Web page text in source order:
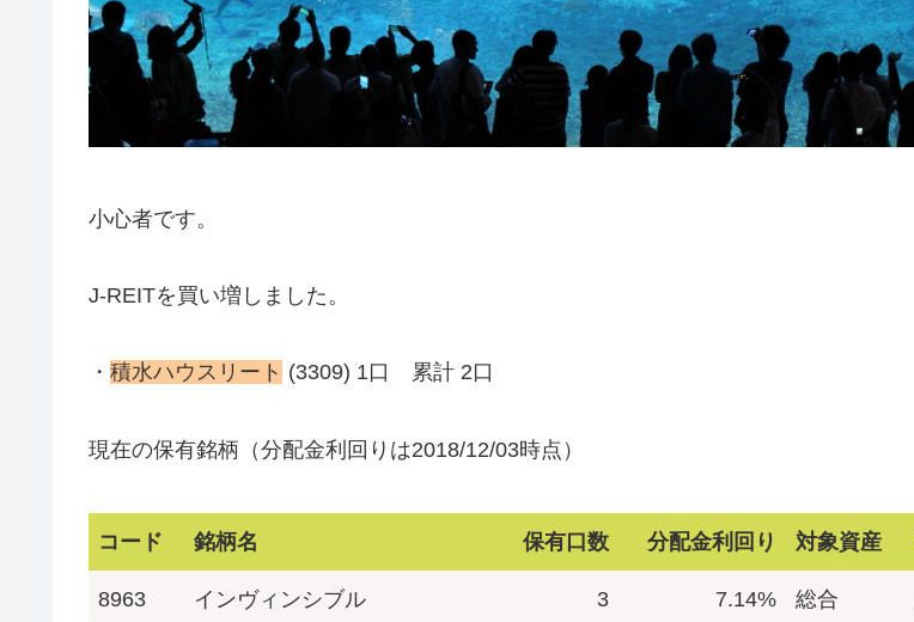
小心者です。
J-REITを買い増しました。
・ 積水ハウスリート (3309) 1口 累計 2口
現在の保有銘柄（分配金利回りは2018/12/03時点）
コード 銘柄名 保有口数 分配金利回り 対象資産
8963 インヴィンシブル 3 7.14% 総合